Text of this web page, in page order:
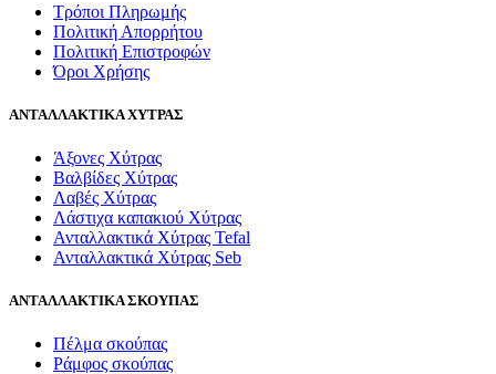
Τρόποι Πληρωμής
Πολιτική Απορρήτου
Πολιτική Επιστροφών
Όροι Χρήσης
ΑΝΤΑΛΛΑΚΤΙΚΑ ΧΥΤΡΑΣ
Άξονες Χύτρας
Βαλβίδες Χύτρας
Λαβές Χύτρας
Λάστιχα καπακιού Χύτρας
Ανταλλακτικά Χύτρας Tefal
Ανταλλακτικά Χύτρας Seb
ΑΝΤΑΛΛΑΚΤΙΚΑ ΣΚΟΥΠΑΣ
Πέλμα σκούπας
Ράμφος σκούπας